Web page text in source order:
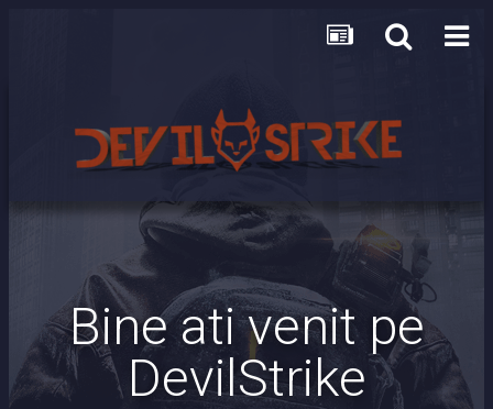
Bine ati venit pe
DevilStrike